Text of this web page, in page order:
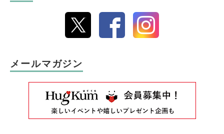
メールマガジン